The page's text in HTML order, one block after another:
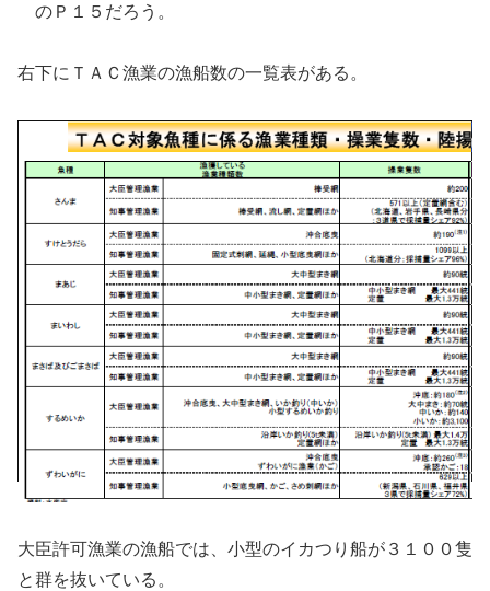
のＰ１５だろう。
右下にＴＡＣ漁業の漁船数の一覧表がある。
大臣許可漁業の漁船では、小型のイカつり船が３１００隻
と群を抜いている。